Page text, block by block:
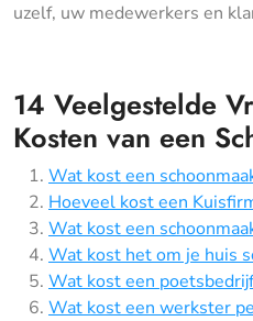
uzelf, uw medewerkers en
14 Veelgestelde
Kosten van een
Wat kost een
Hoeveel kost een
Wat kost een
Wat kost het om je huis
Wat kost een
Wat kost een werkster